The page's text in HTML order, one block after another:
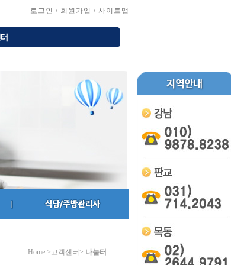
로그인 / 회원가입 / 사이트맵
Home >고객센터> 나눔터